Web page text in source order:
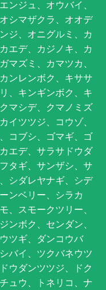
ンジュ、オウバイ、
シマザクラ、オオデ
ジ、オニグルミ、カ
エデ、カジノキ、カ
マズミ、カマツカ、
ンレンボク、キササ
、キンギンボク、キ
マシデ、クマノミズ
イツツジ、コウゾ、
コブシ、ゴマギ、ゴ
エデ、サラサドウダ
タギ、サンザシ、サ
シダレヤナギ、シデ
ンベリー、シラカ
、スモークツリー、
ンボク、センダン、
ツギ、ダンコウバ
バイ、ツクバネウツ
ウダンツツジ、ドク
ュウ、トネリコ、ナ